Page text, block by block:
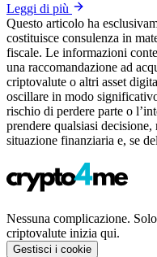
Leggi di più
Questo articolo ha
costituisce consulenza in
fiscale. Le informazioni
una raccomandazione ad
criptovalute o altri asset
oscillare in modo
rischio di perdere parte o
prendere qualsiasi
situazione finanziaria e, se
Nessuna complicazione.
criptovalute inizia qui.
Gestisci i cookie